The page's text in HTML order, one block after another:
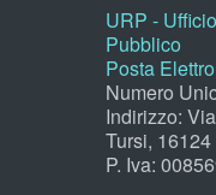
URP -
Pubblico
Posta
Numero
Indirizzo:
Tursi,
P. Iva: